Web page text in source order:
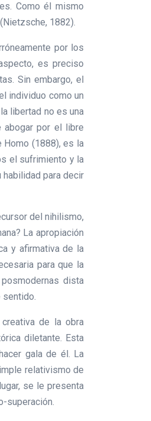
Como él mismo
1882).
por los
es preciso
Sin embargo, el
individuo como un
libertad no es una
abogar por el libre
Homo (1888), es la
el sufrimiento y la
para decir
del nihilismo,
La apropiación
y afirmativa de la
para que la
dista
sentido.
de la obra
diletante. Esta
gala de él. La
relativismo de
se le presenta
superación.